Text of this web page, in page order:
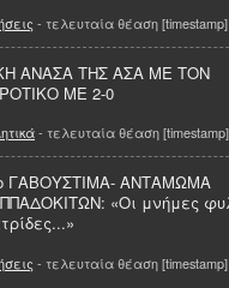
- τελευταία θέαση [timestamp]
ΑΝΑΣΑ ΤΗΣ ΑΣΑ ΜΕ ΤΟΝ
ΜΕ 2-0
- τελευταία θέαση [timestamp]
ΓΑΒΟΥΣΤΙΜΑ- ΑΝΤΑΜΩΜΑ
«Οι μνήμες
- τελευταία θέαση [timestamp]